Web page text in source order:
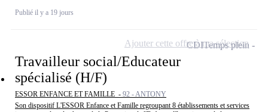
Publié il y a 19 jours
Travailleur social/Educateur
spécialisé (H/F)
ESSOR ENFANCE ET FAMILLE - 92 - ANTONY
Son dispositif L'ESSOR Enfance et Famille regroupant 8 établissements et services
CDITemps plein
Ajouter cette offre à ma sélection